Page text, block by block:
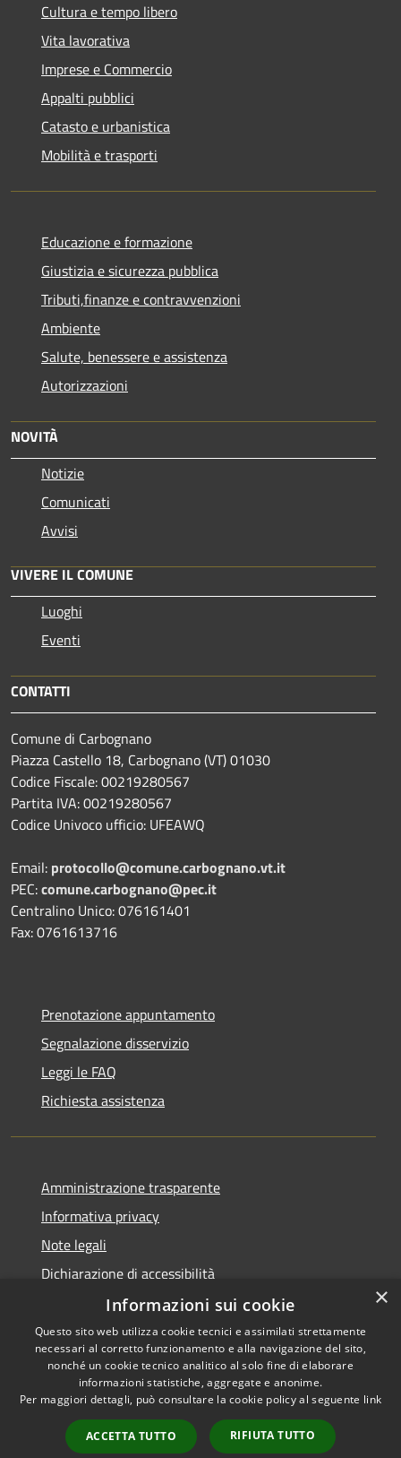
Cultura e tempo libero
Vita lavorativa
Imprese e Commercio
Appalti pubblici
Catasto e urbanistica
Mobilità e trasporti
Educazione e formazione
Giustizia e sicurezza pubblica
Tributi,finanze e contravvenzioni
Ambiente
Salute, benessere e assistenza
Autorizzazioni
NOVITÀ
Notizie
Comunicati
Avvisi
VIVERE IL COMUNE
Luoghi
Eventi
CONTATTI
Comune di Carbognano
Piazza Castello 18, Carbognano (VT) 01030
Codice Fiscale: 00219280567
Partita IVA: 00219280567
Codice Univoco ufficio: UFEAWQ
Email: protocollo@comune.carbognano.vt.it
PEC:comune.carbognano@pec.it
Centralino Unico: 076161401
Fax: 0761613716
Prenotazione appuntamento
Segnalazione disservizio
Leggi le FAQ
Richiesta assistenza
Amministrazione trasparente
Informativa privacy
Note legali
Dichiarazione di accessibilità
Accessibilità
Privacy
Mappa del sito
Copyright © 2026 • Comune di
Carbognano • Powered by
Municipium•Accesso
redazione
×
Informazioni sui cookie
Questo sito web utilizza cookie tecnici e assimilati strettamente
necessari al corretto funzionamento e alla navigazione del sito,
nonché un cookie tecnico analitico al solo fine di elaborare
informazioni statistiche, aggregate e anonime.
Per maggiori dettagli, può consultare la cookie policy al seguente link
ACCETTA TUTTO RIFIUTA TUTTO